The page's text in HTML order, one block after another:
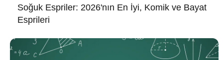
Soğuk Espriler: 2026'nın En İyi, Komik ve Bayat
Esprileri